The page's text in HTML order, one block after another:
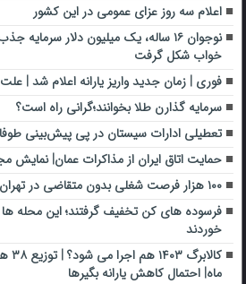
اعلام سه روز عزای عمومی در این کشور
نوجوان ۱۶ ساله، یک میلیون دلار سرمایه
خواب شکل گرفت
فوری | زمان جدید واریز یارانه اعلام شد |
سرمایه گذارن طلا بخوانند؛گرانی راه است؟
تعطیلی ادارات سیستان در پی پیش‌‌بینی
حمایت اتاق ایران از مذاکرات عمان| نمایش
۱۰۰ هزار فرصت شغلی بدون متقاضی در تهران
فرسوده های کن تخفیف گرفتند؛ این محله
خوردند
ماه| احتمال کاهش یارانه بگیرها